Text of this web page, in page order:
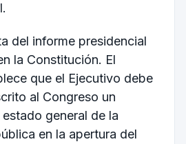
del informe presidencial
la Constitución. El
que el Ejecutivo debe
al Congreso un
general de la
en la apertura del